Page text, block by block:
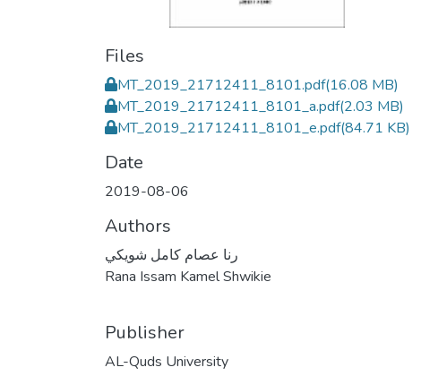
Files
MT_2019_21712411_8101.pdf(16.08 MB)
MT_2019_21712411_8101_a.pdf(2.03 MB)
MT_2019_21712411_8101_e.pdf(84.71 KB)
Date
2019-08-06
Authors
رنا عصام كامل شويكي
Rana Issam Kamel Shwikie
Publisher
AL-Quds University